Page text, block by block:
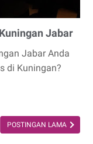
Jabar
Jabar Anda
di Kuningan?
POSTINGAN LAMA